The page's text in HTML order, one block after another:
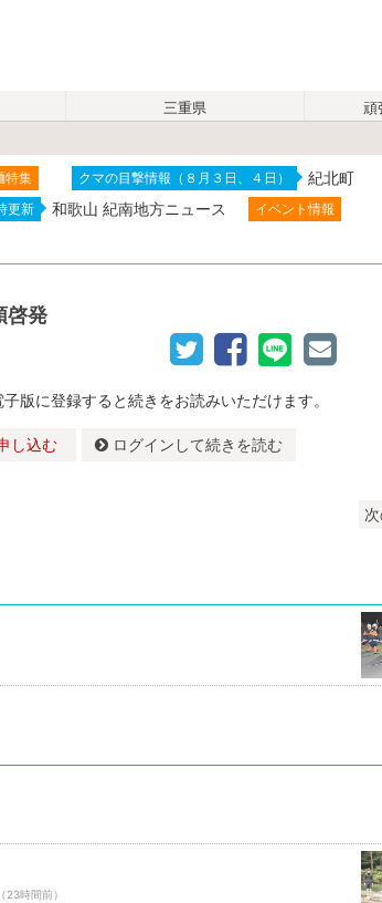
三重県 頑
特集 クマの目撃情報（８月３日、４日） 紀北町
更新 和歌山 紀南地方ニュース イベント情報
啓発
版に登録すると続きをお読みいただけます。
し込む ログインして続きを読む
（23時間前）